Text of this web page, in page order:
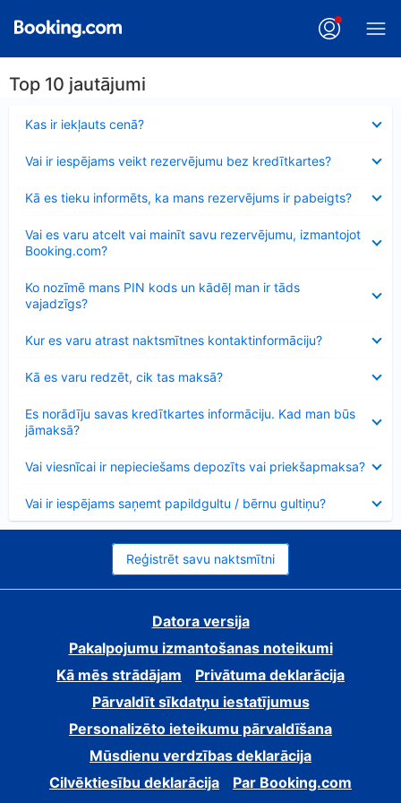
Top 10 jautājumi
Kas ir iekļauts cenā?
Vai ir iespējams veikt rezervējumu bez kredītkartes?
Kā es tieku informēts, ka mans rezervējums ir pabeigts?
Vai es varu atcelt vai mainīt savu rezervējumu, izmantojot
Booking.com?
Ko nozīmē mans PIN kods un kādēļ man ir tāds
vajadzīgs?
Kur es varu atrast naktsmītnes kontaktinformāciju?
Kā es varu redzēt, cik tas maksā?
Es norādīju savas kredītkartes informāciju. Kad man būs
jāmaksā?
Vai viesnīcai ir nepieciešams depozīts vai priekšapmaksa?
Vai ir iespējams saņemt papildgultu / bērnu gultiņu?
Reģistrēt savu naktsmītni
Datora versija
Pakalpojumu izmantošanas noteikumi
Kā mēs strādājam
Privātuma deklarācija
Pārvaldīt sīkdatņu iestatījumus
Personalizēto ieteikumu pārvaldīšana
Mūsdienu verdzības deklarācija
Cilvēktiesību deklarācija
Par Booking.com